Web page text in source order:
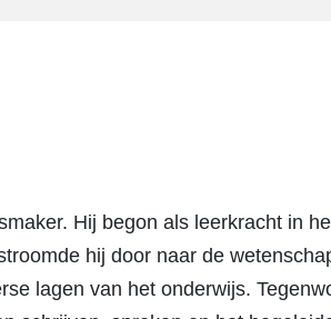
Hij begon als leerkracht in
hij door naar de
lagen van het onderwijs.